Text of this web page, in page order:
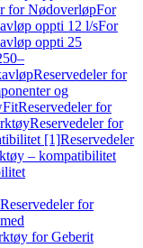
for NødoverløpFor
oppti 12 l/sFor
oppti 25
Reservedeler for
og
Reservedeler for
Reservedeler for
[1]Reservedeler
– kompatibilitet
Reservedeler for
for Geberit